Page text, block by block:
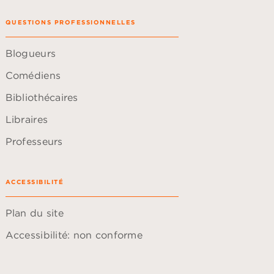
QUESTIONS PROFESSIONNELLES
Blogueurs
Comédiens
Bibliothécaires
Libraires
Professeurs
ACCESSIBILITÉ
Plan du site
Accessibilité: non conforme